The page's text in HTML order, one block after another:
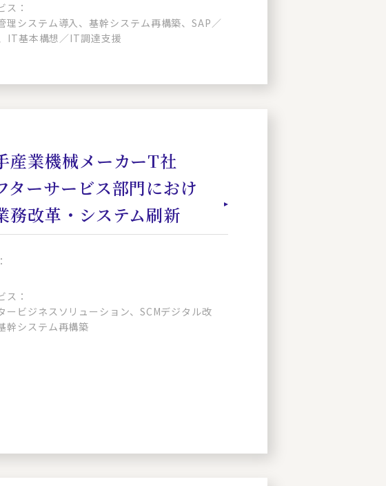
ス：
理システム導入、基幹システム再構築、SAP／
IT基本構想／IT調達支援
産業機械メーカーT社
ターサービス部門におけ
務改革・システム刷新
ス：
ービジネスソリューション、SCMデジタル改
幹システム再構築